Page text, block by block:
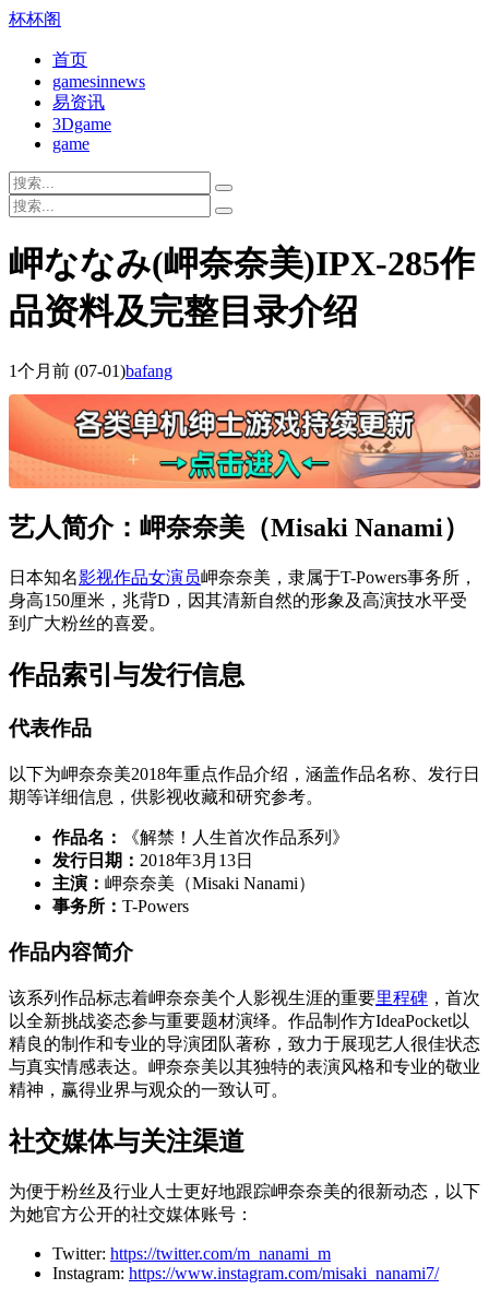
杯杯阁
首页
gamesinnews
易资讯
3Dgame
game
岬ななみ(岬奈奈美)IPX-285作
品资料及完整目录介绍
1个月前 (07-01)bafang
艺人简介：岬奈奈美（Misaki Nanami）
日本知名影视作品女演员岬奈奈美，隶属于T-Powers事务所，
身高150厘米，兆背D，因其清新自然的形象及高演技水平受
到广大粉丝的喜爱。
作品索引与发行信息
代表作品
以下为岬奈奈美2018年重点作品介绍，涵盖作品名称、发行日
期等详细信息，供影视收藏和研究参考。
作品名：
《解禁！人生首次作品系列》
发行日期： 2018年3月13日
主演： 岬奈奈美（Misaki Nanami）
事务所： T-Powers
作品内容简介
该系列作品标志着岬奈奈美个人影视生涯的重要里程碑 ，首次
以全新挑战姿态参与重要题材演绎。作品制作方IdeaPocket以
精良的制作和专业的导演团队著称，致力于展现艺人很佳状态
与真实情感表达。岬奈奈美以其独特的表演风格和专业的敬业
精神，赢得业界与观众的一致认可。
社交媒体与关注渠道
为便于粉丝及行业人士更好地跟踪岬奈奈美的很新动态，以下
为她官方公开的社交媒体账号：
Twitter: https://twitter.com/m_nanami_m
Instagram: https://www.instagram.com/misaki_nanami7/